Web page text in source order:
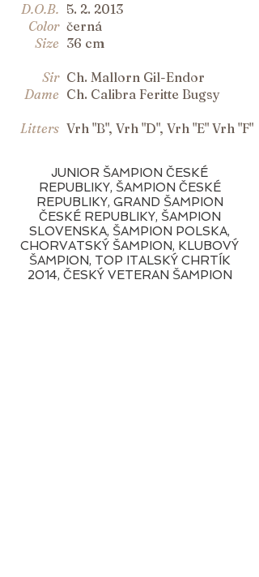
D.O.B.
Color
Size
Sir
Dame
Litters
5. 2. 2013
černá
36 cm
Ch. Mallorn Gil-Endor
Ch. Calibra Feritte Bugsy
Vrh "B", Vrh "D", Vrh "E" Vrh "F"
JUNIOR ŠAMPION ČESKÉ
REPUBLIKY, ŠAMPION ČESKÉ
REPUBLIKY, GRAND ŠAMPION
ČESKÉ REPUBLIKY, ŠAMPION
SLOVENSKA, ŠAMPION POLSKA,
CHORVATSKÝ ŠAMPION, KLUBOVÝ
ŠAMPION, TOP ITALSKÝ CHRTÍK
2014, ČESKÝ VETERAN ŠAMPION